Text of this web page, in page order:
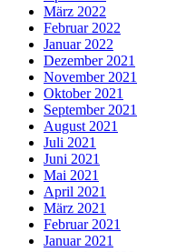
März 2022
Februar 2022
Januar 2022
Dezember 2021
November 2021
Oktober 2021
September 2021
August 2021
Juli 2021
Juni 2021
Mai 2021
April 2021
März 2021
Februar 2021
Januar 2021